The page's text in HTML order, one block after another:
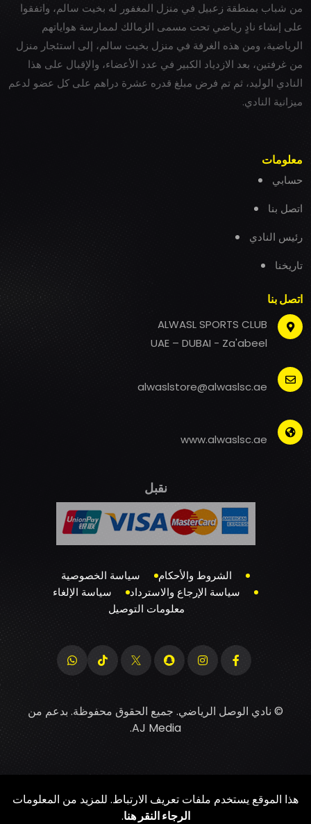
من شباب بمنطقة زعبيل في منزل المغفور له بخيت سالم، واتفقوا
على إنشاء نادٍ رياضي تحت مسمى الزمالك لممارسة هواياتهم
الرياضية، ومن هذه الغرفة في منزل بخيت سالم، إلى استئجار منزل
من غرفتين، بعد الازدياد الكبير في عدد الأعضاء، والإقبال على هذا
النادي الوليد، ثم تم فرض مبلغ قدره عشرة دراهم على كل عضو لدعم
ميزانية النادي.
معلومات
حسابي
اتصل بنا
رئيس النادي
تاريخنا
اتصل بنا
ALWASL SPORTS CLUB
UAE – DUBAI - Za'abeel
alwaslstore@alwaslsc.ae
www.alwaslsc.ae
نقبل
الشروط والأحكام
سياسة الخصوصية
سياسة الإرجاع والاسترداد
سياسة الإلغاء
معلومات التوصيل
© نادي الوصل الرياضي. جميع الحقوق محفوظة. بدعم من
AJ Media
.
هذا الموقع يستخدم ملفات تعريف الارتباط. للمزيد من المعلومات
الرجاء النقر هنا.